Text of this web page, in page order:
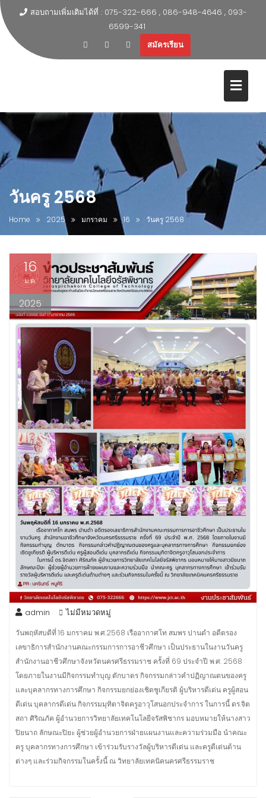
สอบถามเพิ่มเติมได้ที่ : 075-322-666 , 086-948-4646 , 093-
6599-341
สมัครเรียน
วันครู 2568
Home 2025 มกราคม 16 วันครู 2568
16
ม.ค.
2025
admin ไม่มีหมวดหมู่
วันพฤหัสบดีที่ 16 มกราคม พ.ศ.2568 เรืออากาศโท สมพร ปานดำ อดีตรอง
เลขาธิการสำนักงานคณะกรรมการการอาชีวศึกษา เป็นประธานในงานวันครู
สำนักงานอาชีวศึกษาจังหวัดนครศรีธรรมราช ครั้งที่ 69 ประจำปี พ.ศ. 2568
โดยภายในงานมีกิจกรรมทำบุญ ตักบาตร กิจกรรมกล่าวคำปฏิญาณตนของครู
และบุคลากรทางการศึกษา กิจกรรมยกย่องเชิดชูเกียรติ ผู้บริหารดีเด่น ครูผู้สอน
ดีเด่น บุคลากรดีเด่น กิจกรรมมุทิตาจิตครูอาวุโสนอกประจำการ ในการนี้ ดร.จิต
สถา ศิริณภัค ผู้อำนวยการวิทยาลัยเทคโนโลยีจรัสพิชากร มอบหมายให้นางสาว
ปิยนาถ ลักษณะปิยะ ผู้ช่วยผู้อำนวยการฝ่ายแผนงานและความร่วมมือ นำคณะ
ครู บุคลากรทางการศึกษา เข้าร่วมรับรางวัลผู้บริหารดีเด่น และครูดีเด่นด้าน
ต่างๆ และร่วมกิจกรรมในครั้งนี้ ณ วิทยาลัยเทคนิคนครศรีธรรมราช